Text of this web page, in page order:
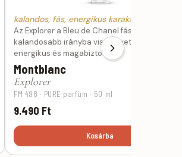
kalandos, fás, energikus karakter
Az Explorer a Bleu de Chanel fás oldalát
kalandosabb irányba viszi — vetiver-fás,
energikus és magabiztos.
Montblanc
Explorer
FM 498 · PURE parfüm · 50 ml
9.490 Ft
Kosárba